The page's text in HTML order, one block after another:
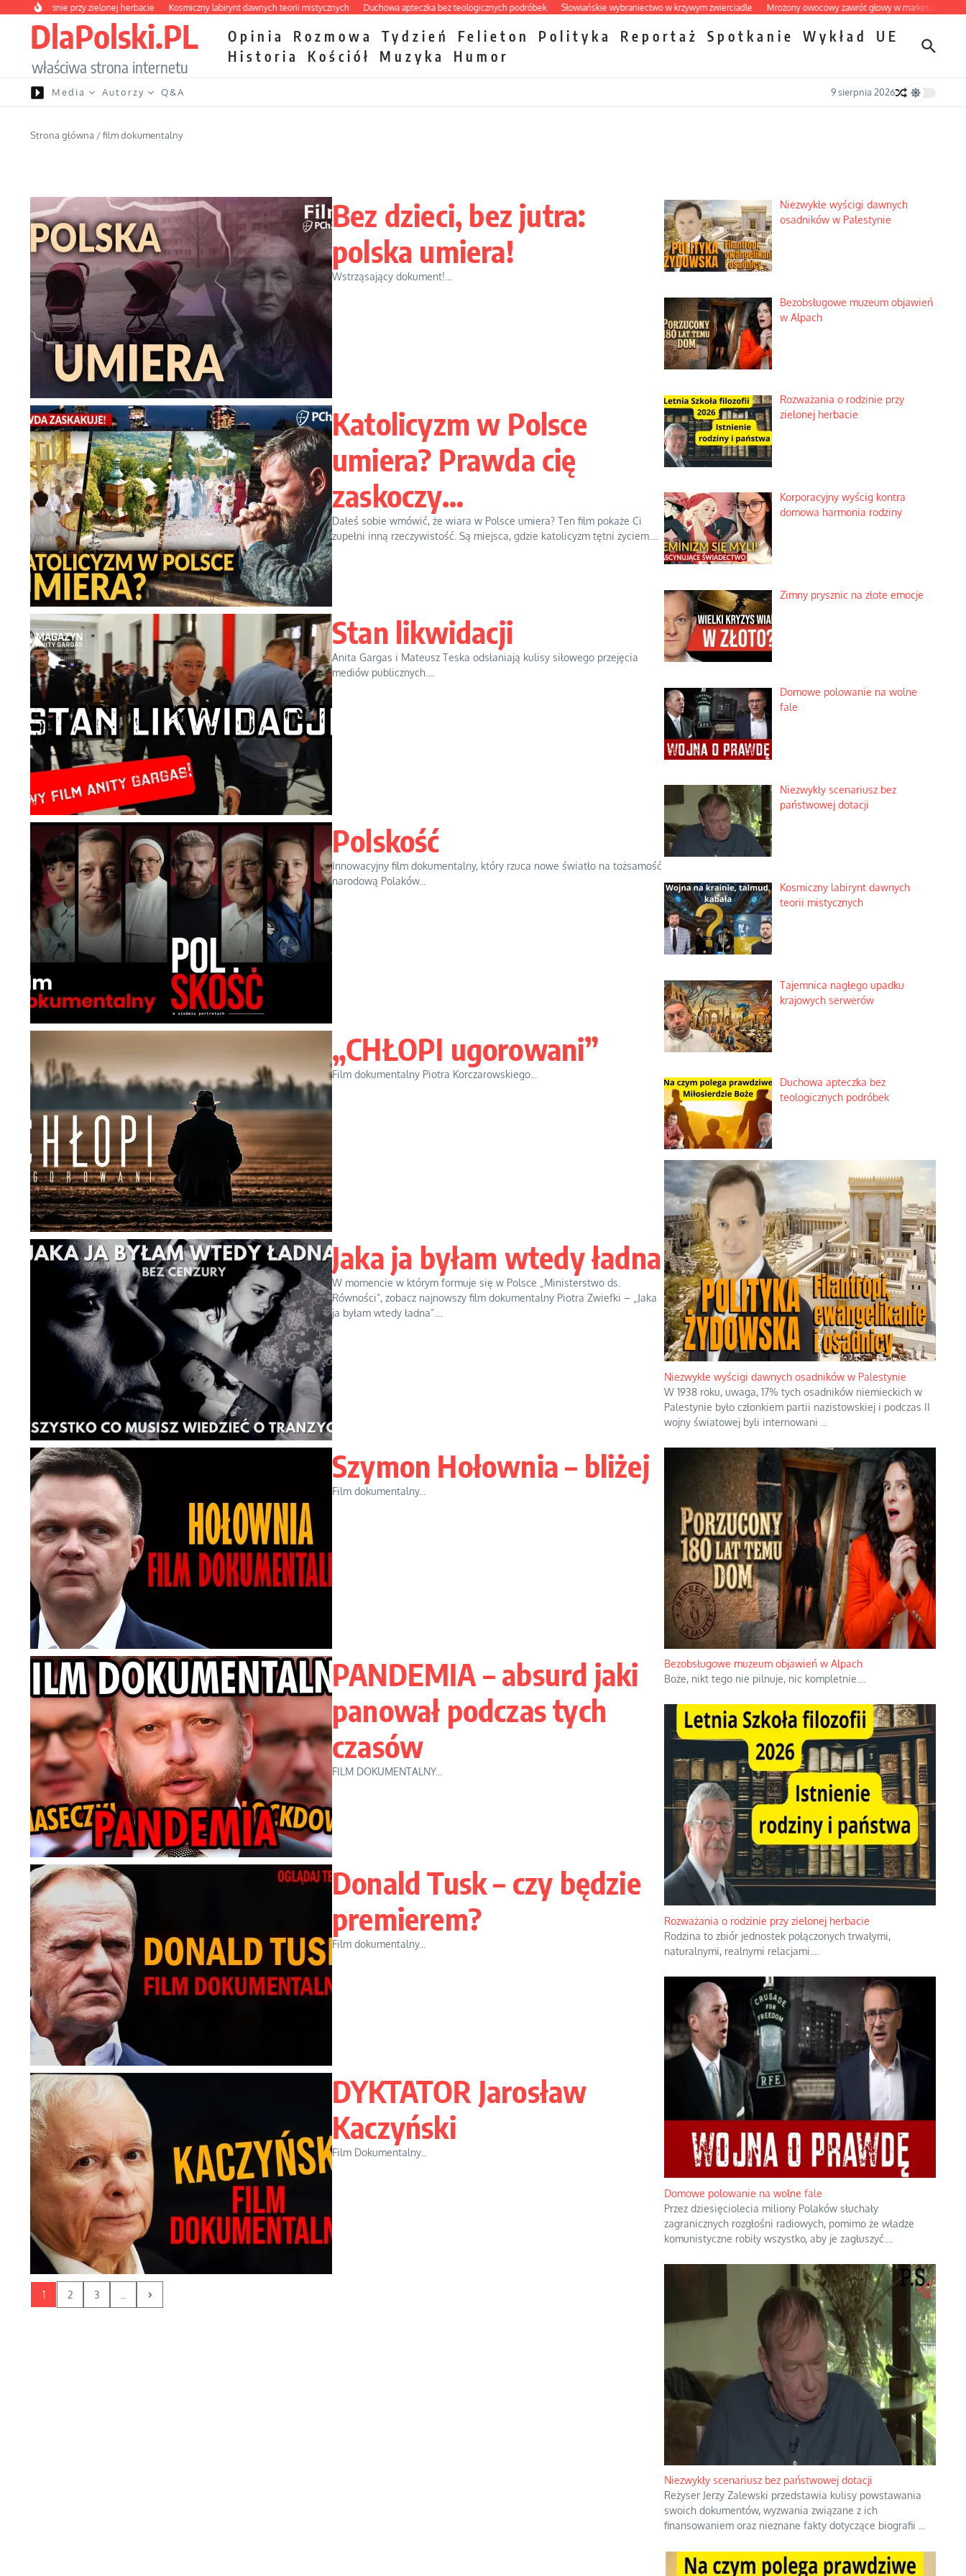
Przejdź do treści
rodzinie przy zielonej herbacie Kosmiczny labirynt dawnych teorii mistycznych Duchowa apteczka bez teologicznych podróbek Słowiańskie wybraniectwo w krzywym zwierciadle Mrożony owocowy zawrót głowy w marketach
DlaPolski.PL
właściwa strona internetu
Opinia Rozmowa Tydzień Felieton Polityka Reportaż Spotkanie Wykład
UE
Historia
Kościół Muzyka Humor
Media Autorzy Q&A 9 sierpnia 2026
Strona główna /film dokumentalny
Bez dzieci, bez jutra:
polska umiera!
Wstrząsający dokument!...
Katolicyzm w Polsce
umiera? Prawda cię
zaskoczy…
Dałeś sobie wmówić, że wiara w Polsce umiera? Ten film pokaże Ci
zupełni inną rzeczywistość. Są miejsca, gdzie katolicyzm tętni życiem....
Stan likwidacji
Anita Gargas i Mateusz Teska odsłaniają kulisy siłowego przejęcia
mediów publicznych....
Polskość
Innowacyjny film dokumentalny, który rzuca nowe światło na tożsamość
narodową Polaków...
„CHŁOPI ugorowani”
Film dokumentalny Piotra Korczarowskiego...
Jaka ja byłam wtedy ładna
W momencie w którym formuje się w Polsce „Ministerstwo ds.
Równości”, zobacz najnowszy film dokumentalny Piotra Zwiefki – „Jaka
ja byłam wtedy ładna”....
Szymon Hołownia – bliżej
Film dokumentalny...
PANDEMIA – absurd jaki
panował podczas tych
czasów
FILM DOKUMENTALNY...
Donald Tusk – czy będzie
premierem?
Film dokumentalny...
DYKTATOR Jarosław
Kaczyński
Film Dokumentalny...
1 2 3
Niezwykłe wyścigi dawnych
osadników w Palestynie
Bezobsługowe muzeum objawień
w Alpach
Rozważania o rodzinie przy
zielonej herbacie
Korporacyjny wyścig kontra
domowa harmonia rodziny
Zimny prysznic na złote emocje
Domowe polowanie na wolne
fale
Niezwykły scenariusz bez
państwowej dotacji
Kosmiczny labirynt dawnych
teorii mistycznych
Tajemnica nagłego upadku
krajowych serwerów
Duchowa apteczka bez
teologicznych podróbek
Niezwykłe wyścigi dawnych osadników w Palestynie
W 1938 roku, uwaga, 17% tych osadników niemieckich w
Palestynie było członkiem partii nazistowskiej i podczas II
wojny światowej byli internowani
Bezobsługowe muzeum objawień w Alpach
Boże, nikt tego nie pilnuje, nic kompletnie.
Rozważania o rodzinie przy zielonej herbacie
Rodzina to zbiór jednostek połączonych trwałymi,
naturalnymi, realnymi relacjami.
Domowe polowanie na wolne fale
Przez dziesięciolecia miliony Polaków słuchały
zagranicznych rozgłośni radiowych, pomimo że władze
komunistyczne robiły wszystko, aby je zagłuszyć.
Niezwykły scenariusz bez państwowej dotacji
Reżyser Jerzy Zalewski przedstawia kulisy powstawania
swoich dokumentów, wyzwania związane z ich
finansowaniem oraz nieznane fakty dotyczące biografii